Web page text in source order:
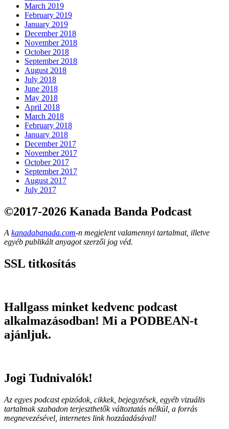
March 2019
February 2019
January 2019
December 2018
November 2018
October 2018
September 2018
August 2018
July 2018
June 2018
May 2018
April 2018
March 2018
February 2018
January 2018
December 2017
November 2017
October 2017
September 2017
August 2017
July 2017
©2017-2026 Kanada Banda Podcast
A kanadabanada.com-n megjelent valamennyi tartalmat, illetve
egyéb publikált anyagot szerzői jog véd.
SSL titkosítás
Hallgass minket kedvenc podcast
alkalmazásodban! Mi a PODBEAN-t
ajánljuk.
Jogi Tudnivalók!
Az egyes podcast epizódok, cikkek, bejegyzések, egyéb vizuális
tartalmak szabadon terjeszthetők változtatás nélkül, a forrás
megnevezésével, internetes link hozzáadásával!